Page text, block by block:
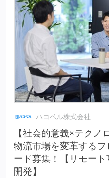
ハコベル株式会社
【社会的意義×テク
物流市場を変革する
ード募集！【リモー
開発】